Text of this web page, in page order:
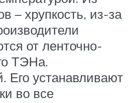
– хрупкость, из-за
от ленточно-
ТЭНа.
Его устанавливают
во все